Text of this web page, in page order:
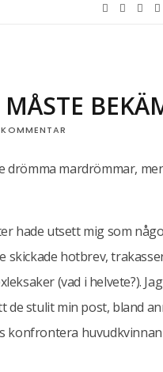
drömma mardrömmar,
hade utsett mig som
skickade hotbrev,
(vad i helvete?).
de stulit min post, bland
konfrontera